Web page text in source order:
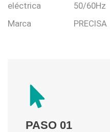
eléctrica
50/60Hz
Marca PRECISA
PASO 01